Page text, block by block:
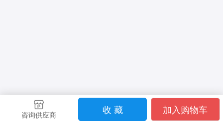
咨询供应商 收 藏 加入购物车